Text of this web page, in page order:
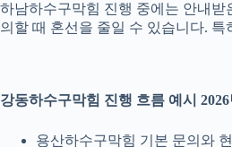
하남하수구막힘 진행 중에는 안내받
의할 때 혼선을 줄일 수 있습니다.
강동하수구막힘 진행 흐름 예시
용산하수구막힘 기본 문의와